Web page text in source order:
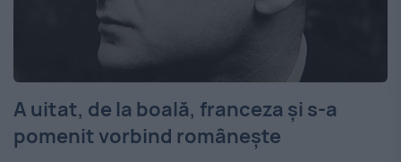
A uitat, de la boală, franceza și s-a
pomenit vorbind românește